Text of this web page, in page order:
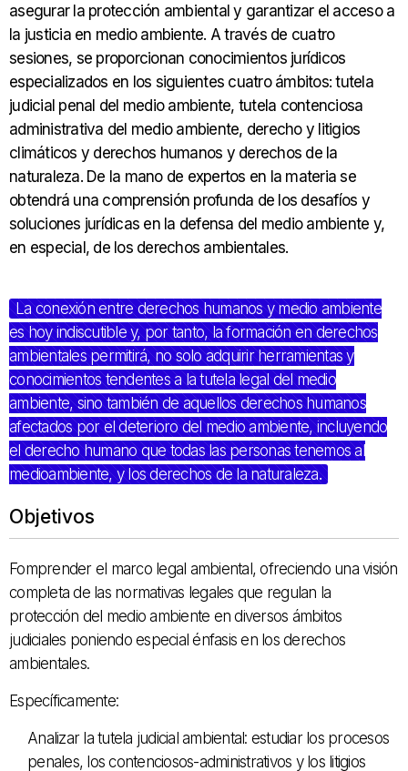
asegurar la protección ambiental y garantizar el acceso a
la justicia en medio ambiente. A través de cuatro
sesiones, se proporcionan conocimientos jurídicos
especializados en los siguientes cuatro ámbitos: tutela
judicial penal del medio ambiente, tutela contenciosa
administrativa del medio ambiente, derecho y litigios
climáticos y derechos humanos y derechos de la
naturaleza. De la mano de expertos en la materia se
obtendrá una comprensión profunda de los desafíos y
soluciones jurídicas en la defensa del medio ambiente y,
en especial, de los derechos ambientales.
La conexión entre derechos humanos y medio ambiente
es hoy indiscutible y, por tanto, la formación en derechos
ambientales permitirá, no solo adquirir herramientas y
conocimientos tendentes a la tutela legal del medio
ambiente, sino también de aquellos derechos humanos
afectados por el deterioro del medio ambiente, incluyendo
el derecho humano que todas las personas tenemos al
medioambiente, y los derechos de la naturaleza.
Objetivos
Fomprender el marco legal ambiental, ofreciendo una visión
completa de las normativas legales que regulan la
protección del medio ambiente en diversos ámbitos
judiciales poniendo especial énfasis en los derechos
ambientales.
Específicamente:
Analizar la tutela judicial ambiental: estudiar los procesos
penales, los contenciosos-administrativos y los litigios